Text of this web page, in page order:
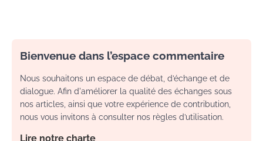
Bienvenue dans l’espace commentaire
Nous souhaitons un espace de débat, d’échange et de
dialogue. Afin d'améliorer la qualité des échanges sous
nos articles, ainsi que votre expérience de contribution,
nous vous invitons à consulter nos règles d’utilisation.
Lire notre charte